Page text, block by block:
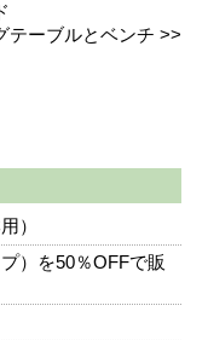
テーブルとベンチ >>
）
）を50％OFFで販